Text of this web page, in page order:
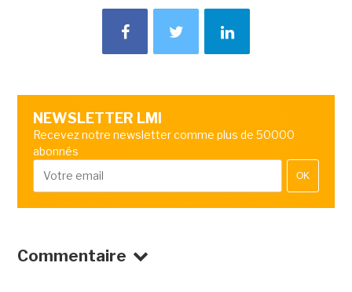
NEWSLETTER LMI
Recevez notre newsletter comme plus de 50000
abonnés
OK
Commentaire